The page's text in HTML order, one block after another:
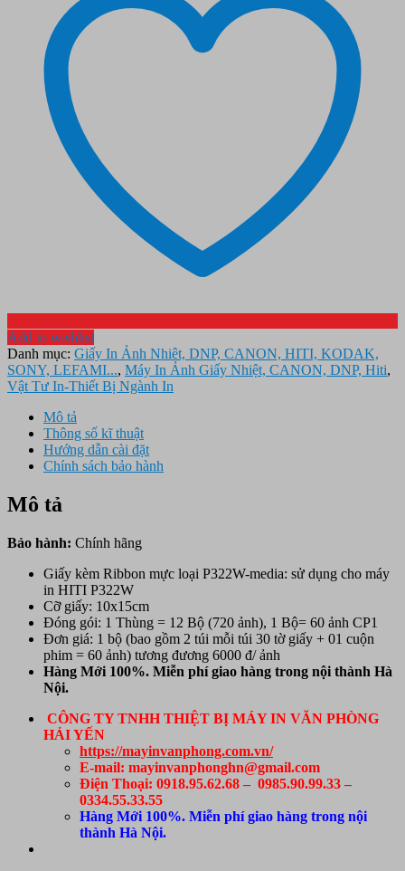
Add to wishlist
Danh mục: Giấy In Ảnh Nhiêt, DNP, CANON, HITI, KODAK,
SONY, LEFAMI..., Máy In Ảnh Giấy Nhiệt, CANON, DNP, Hiti,
Vật Tư In-Thiết Bị Ngành In
Mô tả
Thông số kĩ thuật
Hướng dẫn cài đặt
Chính sách bảo hành
Mô tả
Bảo hành: Chính hãng
Giấy kèm Ribbon mực loại P322W-media: sử dụng cho máy
in HITI P322W
Cỡ giấy: 10x15cm
Đóng gói: 1 Thùng = 12 Bộ (720 ảnh), 1 Bộ= 60 ảnh CP1
Đơn giá: 1 bộ (bao gồm 2 túi mỗi túi 30 tờ giấy + 01 cuộn
phim = 60 ảnh) tương đương 6000 đ/ ảnh
Hàng Mới 100%. Miễn phí giao hàng trong nội thành Hà
Nội.
CÔNG TY TNHH THIỆT BỊ MÁY IN VĂN PHÒNG
HẢI YẾN
https://mayinvanphong.com.vn/
E-mail: mayinvanphonghn@gmail.com
Điện Thoại: 0918.95.62.68 – 0985.90.99.33 –
0334.55.33.55
Hàng Mới 100%. Miễn phí giao hàng trong nội
thành Hà Nội.